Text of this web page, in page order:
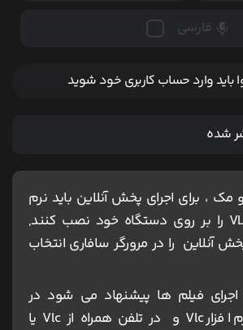
فارسی
باید وارد حساب کاربری خود شوید
شده
و مک ، برای اجرای پخش آنلاین باید نرم
افزار VLC Player را بر روی دستگاه خود نصب کنند,
آنلاین را در مرورگر سافاری انتخاب
اجرای فیلم ها پیشنهاد می شود در
کامپیوتر از نرم افزار Vlc و در تلفن همراه از Vlc یا